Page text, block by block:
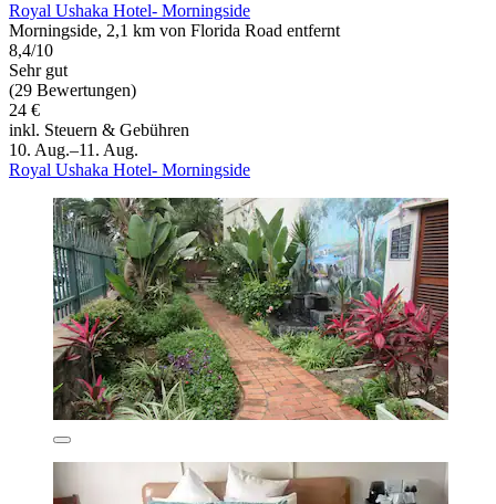
Royal Ushaka Hotel- Morningside
Morningside, 2,1 km von Florida Road entfernt
8,4/10
Sehr gut
(29 Bewertungen)
24 €
inkl. Steuern & Gebühren
10. Aug.–11. Aug.
Royal Ushaka Hotel- Morningside